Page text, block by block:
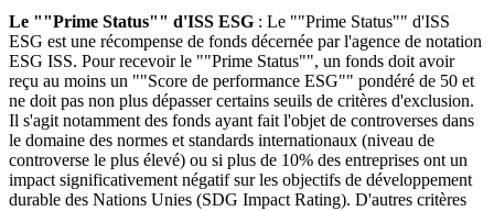
Le ""Prime Status"" d'ISS ESG : Le ""Prime Status"" d'ISS
ESG est une récompense de fonds décernée par l'agence de notation
ESG ISS. Pour recevoir le ""Prime Status"", un fonds doit avoir
reçu au moins un ""Score de performance ESG"" pondéré de 50 et
ne doit pas non plus dépasser certains seuils de critères d'exclusion.
Il s'agit notamment des fonds ayant fait l'objet de controverses dans
le domaine des normes et standards internationaux (niveau de
controverse le plus élevé) ou si plus de 10% des entreprises ont un
impact significativement négatif sur les objectifs de développement
durable des Nations Unies (SDG Impact Rating). D'autres critères